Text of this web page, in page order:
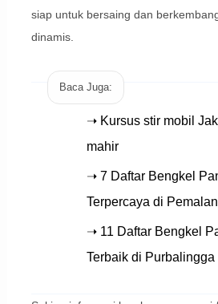
siap untuk bersaing dan
dinamis.
Baca Juga:
➝ Kursus stir mobil
mahir
➝ 7 Daftar Bengkel
Terpercaya di
➝ 11 Daftar Bengkel
Terbaik di Purbalingga